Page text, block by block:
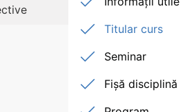
Titular curs
Seminar
Fișă disciplină